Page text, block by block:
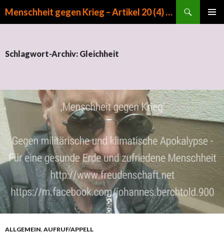
Menschheit gegen Krieg – Artikel 20 (4) GG
Schlagwort-Archiv: Gleichheit
ALLGEMEIN, AUFRUF/APPELL